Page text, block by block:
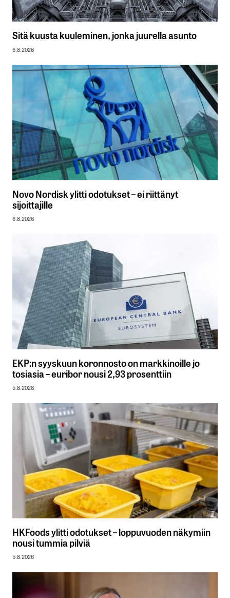
Sitä kuusta kuuleminen, jonka juurella asunto
6.8.2026
Novo Nordisk ylitti odotukset – ei riittänyt
sijoittajille
6.8.2026
EKP:n syyskuun koronnosto on markkinoille jo
tosiasia – euribor nousi 2,93 prosenttiin
5.8.2026
HKFoods ylitti odotukset – loppuvuoden näkymiin
nousi tummia pilviä
5.8.2026